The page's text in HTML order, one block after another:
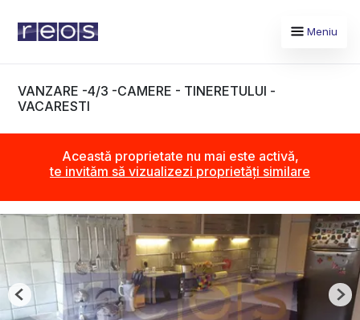
Meniu
VANZARE -4/3 -CAMERE - TINERETULUI -
VACARESTI
Această proprietate nu mai este activă,
te invităm să vizualizezi proprietăți similare
Previous